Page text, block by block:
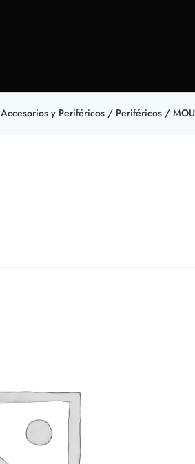
Accesorios y Periféricos/ Periféricos/